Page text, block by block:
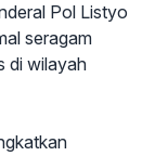
Pol Listyo
seragam
di wilayah